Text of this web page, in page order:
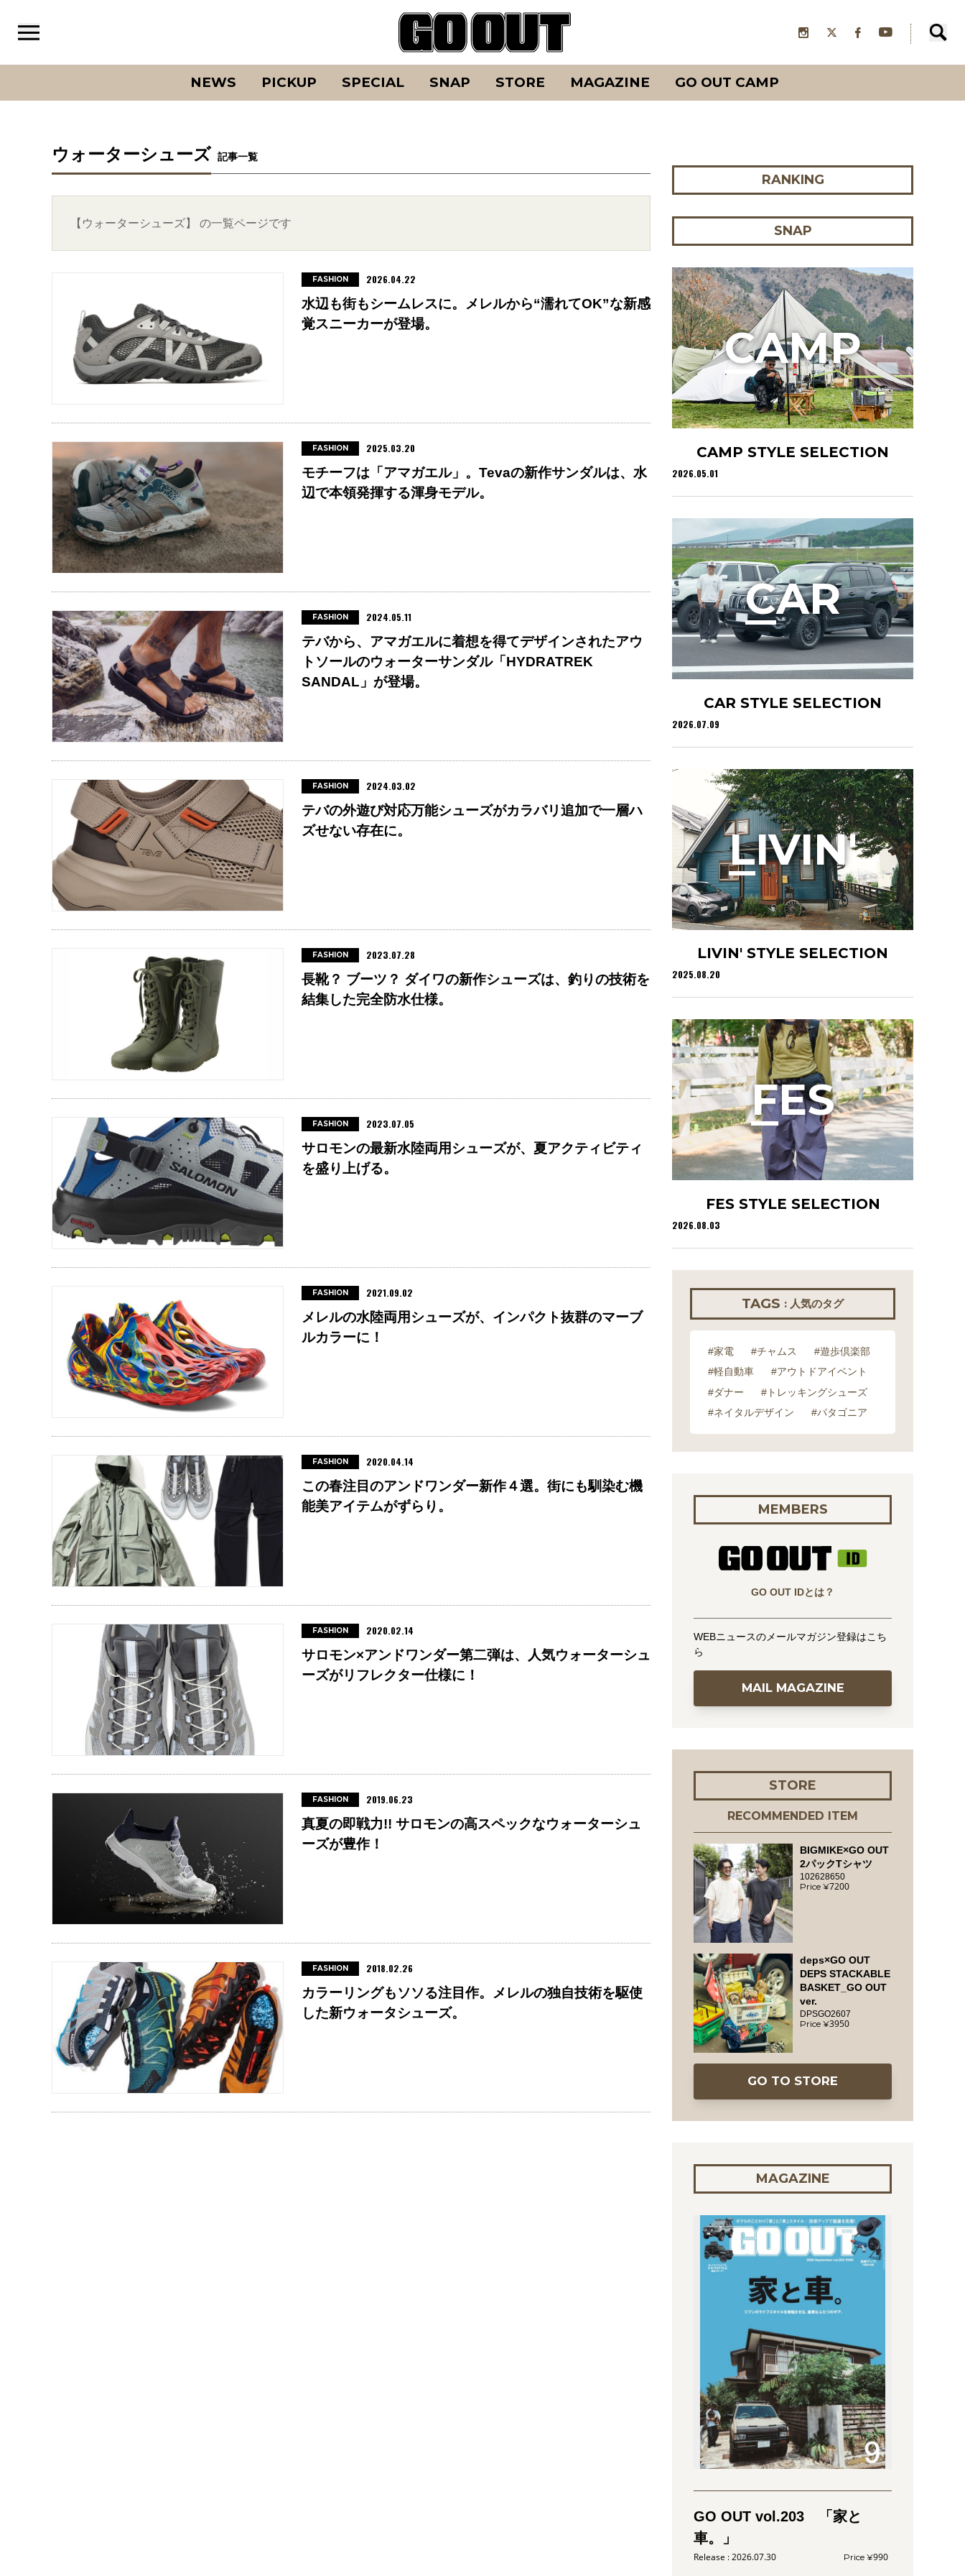
NEWS PICKUP SPECIAL SNAP STORE MAGAZINE GO OUT CAMP
ウォーターシューズ 記事一覧
【ウォーターシューズ】 の一覧ページです
水辺も街もシームレスに。メレルから“濡れてOK”な新感
覚スニーカーが登場。
FASHION 2026.04.22
モチーフは「アマガエル」。Tevaの新作サンダルは、水
辺で本領発揮する渾身モデル。
FASHION 2025.03.20
テバから、アマガエルに着想を得てデザインされたアウ
トソールのウォーターサンダル「HYDRATREK
SANDAL」が登場。
FASHION 2024.05.11
テバの外遊び対応万能シューズがカラバリ追加で一層ハ
ズせない存在に。
FASHION 2024.03.02
長靴？ ブーツ？ ダイワの新作シューズは、釣りの技術を
結集した完全防水仕様。
FASHION 2023.07.28
サロモンの最新水陸両用シューズが、夏アクティビティ
を盛り上げる。
FASHION 2023.07.05
メレルの水陸両用シューズが、インパクト抜群のマーブ
ルカラーに！
FASHION 2021.09.02
この春注目のアンドワンダー新作４選。街にも馴染む機
能美アイテムがずらり。
FASHION 2020.04.14
サロモン×アンドワンダー第二弾は、人気ウォーターシュ
ーズがリフレクター仕様に！
FASHION 2020.02.14
真夏の即戦力!! サロモンの高スペックなウォーターシュ
ーズが豊作！
FASHION 2019.06.23
カラーリングもソソる注目作。メレルの独自技術を駆使
した新ウォータシューズ。
FASHION 2018.02.26
RANKING
SNAP
CAMP STYLE SELECTION
2026.05.01
CAMP
CAR STYLE SELECTION
2026.07.09
CAR
LIVIN' STYLE SELECTION
2025.08.20
LIVIN'
FES STYLE SELECTION
2026.08.03
FES
TAGS : 人気のタグ
#家電 #チャムス
#遊歩倶楽部
#軽自動車
#アウトドアイベント
#ダナー
#トレッキングシューズ
#ネイタルデザイン
#パタゴニア
MEMBERS
GO OUT IDとは？
WEBニュースのメールマガジン登録はこち
ら
MAIL MAGAZINE
STORE
RECOMMENDED ITEM
BIGMIKE×GO OUT
2パックTシャツ
102628650
7200
deps×GO OUT
DEPS STACKABLE
BASKET_GO OUT
ver.
DPSGO2607
3950
GO TO STORE
MAGAZINE
GO OUT vol.203 「家と
車。」
2026.07.30 990